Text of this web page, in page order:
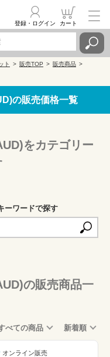
登録・ログイン カート
ト 販売TOP
販売商品
の販売価格一覧
をカテゴリー
ーワードで探す
の販売商品一
べての商品 新着順
オンライン販売